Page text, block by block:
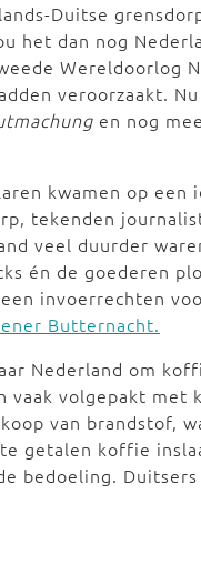
Duitse
het dan nog
Wereldoorlog
veroorzaakt.
en nog
kwamen op
tekenden
veel duurder
én de goederen
invoerrechten
Butternacht.
Nederland om
vaak volgepakt met
van brandstof,
getalen koffie
bedoeling.